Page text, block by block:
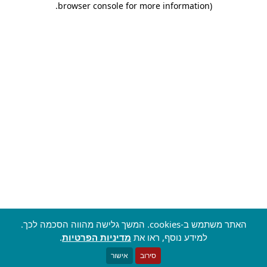
browser console for more information)
.
האתר משתמש ב-cookies. המשך גלישה מהווה הסכמה לכך.
למידע נוסף, ראו את מדיניות הפרטיות.
סירוב אישור